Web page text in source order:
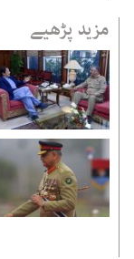
مزید پڑھیے